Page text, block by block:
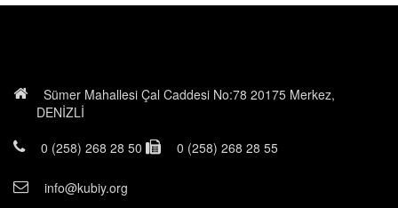
Sümer Mahallesi Çal Caddesi No:78 20175 Merkez,
DENİZLİ
0 (258) 268 28 50
0 (258) 268 28 55
info@kubiy.org